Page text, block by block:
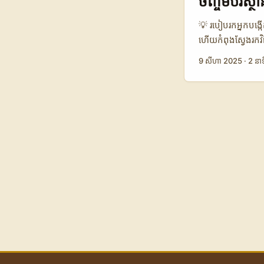
💡 របៀបរកអ្នកបង្
ហើយកំពុងស្វែងរកវិ
ខ្លះបានគិតថា វ
ពិភពលោក ដោយសារ
អារម្មណ៍ដូចគ្នា
រៀបចំហ្គេមឯករា
9 សីហា 2025 · 2 នា